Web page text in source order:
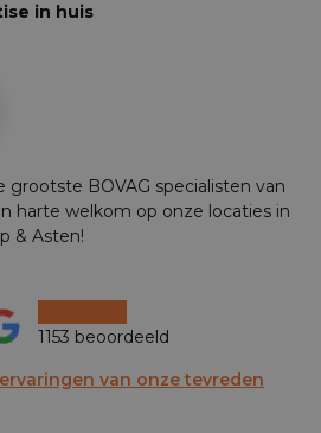
in huis
grootste BOVAG specialisten van
harte welkom op onze locaties in
& Asten!
1153 beoordeeld
van onze tevreden